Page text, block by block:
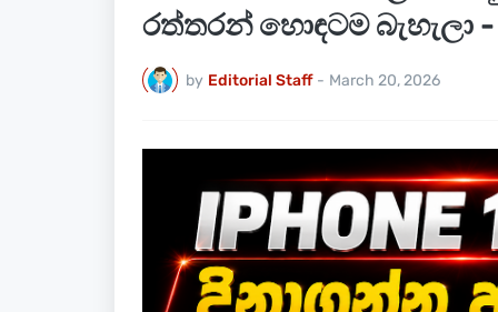
රත්තරන් හොඳටම
by Editorial Staff - March 20, 2026